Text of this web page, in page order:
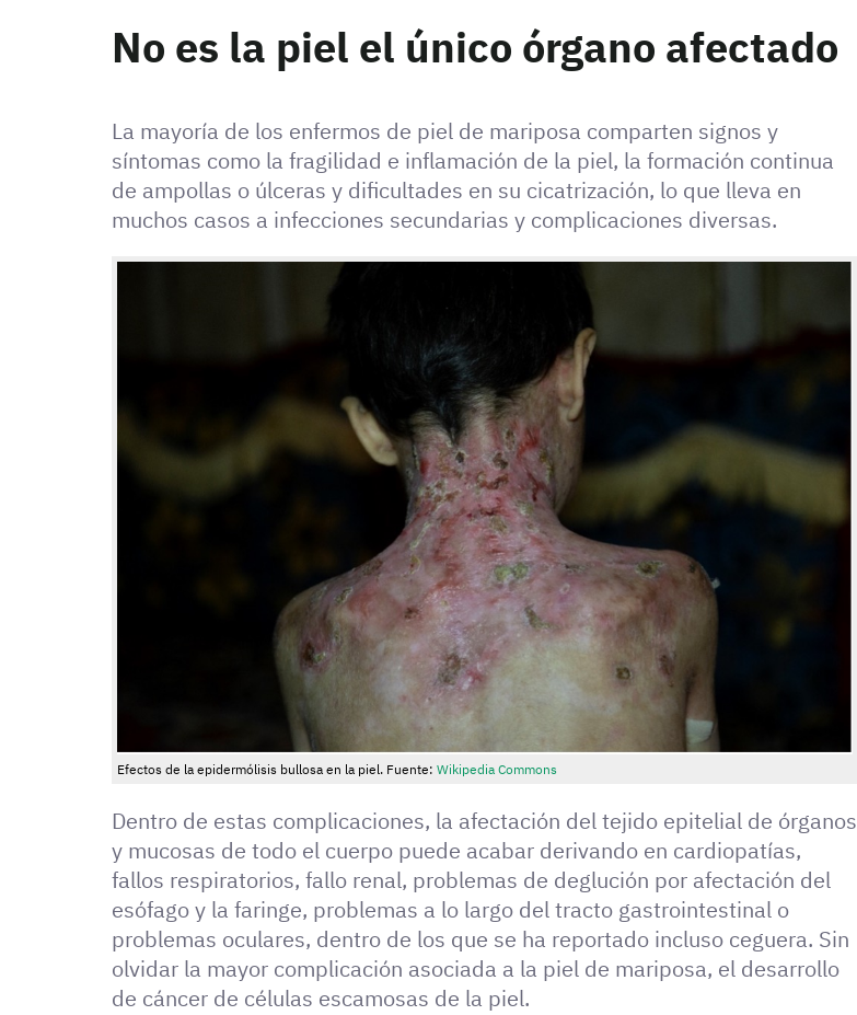
No es la piel el único órgano afectado
La mayoría de los enfermos de piel de mariposa comparten signos y
síntomas como la fragilidad e inflamación de la piel, la formación continua
de ampollas o úlceras y dificultades en su cicatrización, lo que lleva en
muchos casos a infecciones secundarias y complicaciones diversas.
Efectos de la epidermólisis bullosa en la piel. Fuente: Wikipedia Commons
Dentro de estas complicaciones, la afectación del tejido epitelial de órganos
y mucosas de todo el cuerpo puede acabar derivando en cardiopatías,
fallos respiratorios, fallo renal, problemas de deglución por afectación del
esófago y la faringe, problemas a lo largo del tracto gastrointestinal o
problemas oculares, dentro de los que se ha reportado incluso ceguera. Sin
olvidar la mayor complicación asociada a la piel de mariposa, el desarrollo
de cáncer de células escamosas de la piel.